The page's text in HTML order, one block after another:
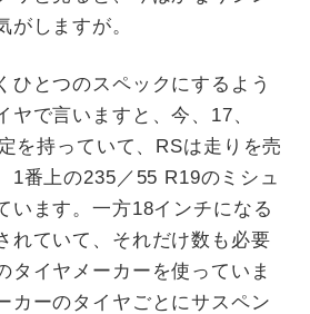
がしますが。
ひとつのスペックにするよう
で言いますと、今、 17、
を持っていて、 RSは走りを売
1番上の235 ／ 55 R19のミシュ
います。一方18インチになる
れていて、それだけ数も必要
タイヤメーカーを使っていま
カーのタイヤごとにサスペン